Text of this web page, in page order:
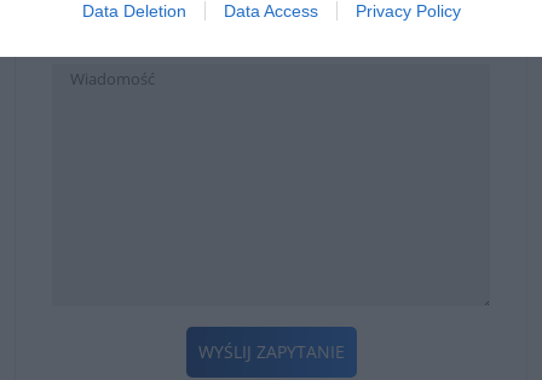
Data Deletion Data Access Privacy Policy
WYŚLIJ ZAPYTANIE